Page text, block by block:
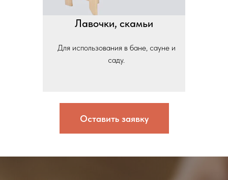
Лавочки, скамьи
Для использования в бане, сауне и
саду.
Оставить заявку